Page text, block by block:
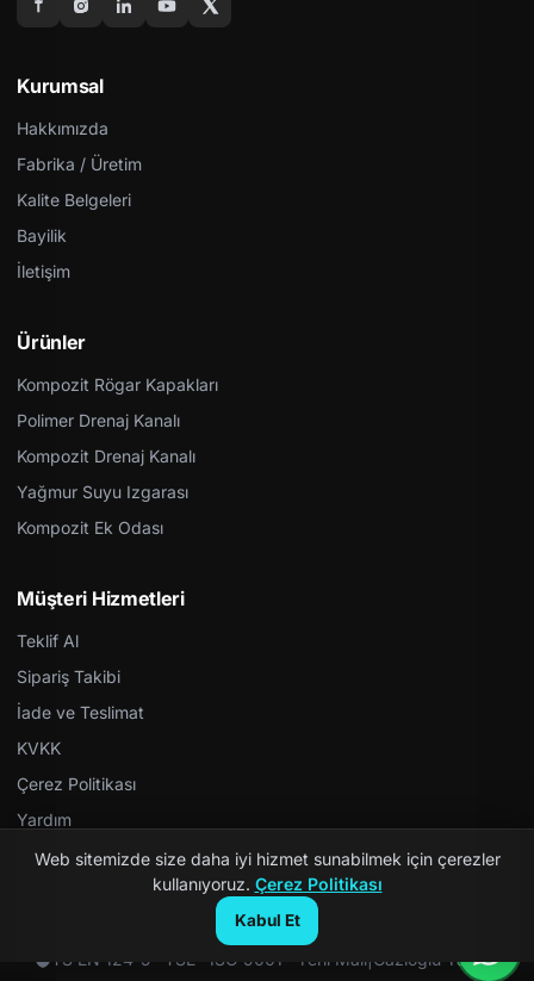
Kurumsal
Hakkımızda
Fabrika / Üretim
Kalite Belgeleri
Bayilik
İletişim
Ürünler
Kompozit Rögar Kapakları
Polimer Drenaj Kanalı
Kompozit Drenaj Kanalı
Yağmur Suyu Izgarası
Kompozit Ek Odası
Müşteri Hizmetleri
Teklif Al
Sipariş Takibi
İade ve Teslimat
KVKK
Çerez Politikası
Yardım
© 2026 Kompozit Rögar. Tüm hakları saklıdır.
TS EN 124-5 · TSE · ISO 9001 · Yerli Malı|Gazioğlu Yazılım
Web sitemizde size daha iyi hizmet sunabilmek için çerezler
kullanıyoruz. Çerez Politikası
Kabul Et